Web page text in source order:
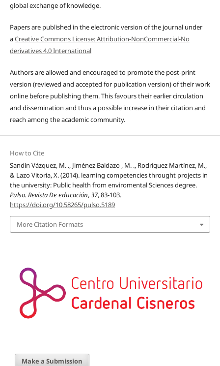
global exchange of knowledge.
Papers are published in the electronic version of the journal under
aCreative Commons License: Attribution-NonCommercial-No
derivatives 4.0 International
Authors are allowed and encouraged to promote the post-print
version (reviewed and accepted for publication version) of their work
online before publishing them. This favours their earlier circulation
and dissemination and thus a possible increase in their citation and
reach among the academic community.
How to Cite
Sandín Vázquez, M. ., Jiménez Baldazo , M. ., Rodríguez Martínez, M.,
& Lazo Vitoria, X. (2014). learning competencies throught projects in
the university: Public health from enviromental Sciences degree.
Pulso. Revista De educación,37, 83-103.
https://doi.org/10.58265/pulso.5189
More Citation Formats
Make a Submission